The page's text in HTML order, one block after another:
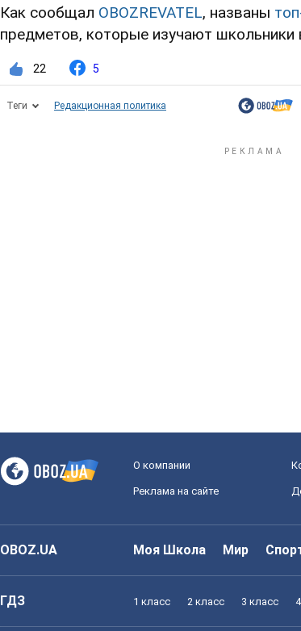
Как сообщал OBOZREVATEL, названы
предметов, которые изучают школьники
22 5
Теги Редакционная политика
О компании
Реклама на сайте
OBOZ.UA Моя Школа Мир
ГДЗ 1 класс 2 класс 3 класс